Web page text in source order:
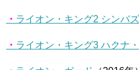
・ ライオン・キング2 シンバ
・ ライオン・キング3 ハクナ